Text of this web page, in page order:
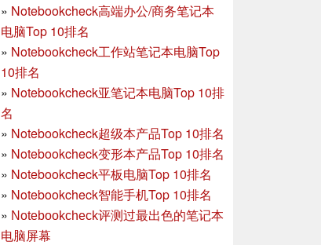
» Notebookcheck高端办公/商务笔记本
电脑Top 10排名
» Notebookcheck工作站笔记本电脑Top
10排名
» Notebookcheck亚笔记本电脑Top 10排
名
» Notebookcheck超级本产品Top 10排名
» Notebookcheck变形本产品Top 10排名
» Notebookcheck平板电脑Top 10排名
» Notebookcheck智能手机Top 10排名
» Notebookcheck评测过最出色的笔记本
电脑屏幕